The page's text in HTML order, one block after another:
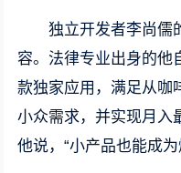
独立开发者李尚儒
容。法律专业出身的他
款独家应用，满足从咖
小众需求，并实现月入
他说，“小产品也能成为